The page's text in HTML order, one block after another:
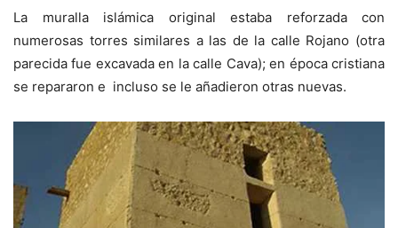
La muralla islámica original estaba reforzada con
numerosas torres similares a las de la calle Rojano (otra
parecida fue excavada en la calle Cava); en época cristiana
se repararon e incluso se le añadieron otras nuevas.